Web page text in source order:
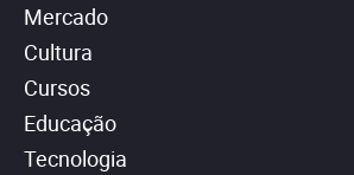
Mercado
Cultura
Cursos
Educação
Tecnologia